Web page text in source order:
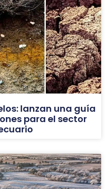
lanzan una guía
para el sector